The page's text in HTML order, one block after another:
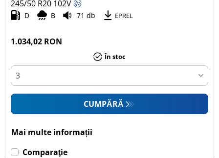
245/50 R20 102V
D B 71 db EPREL
1.034,02 RON
În stoc
CUMPĂRĂ
Mai multe informații
Comparaţie